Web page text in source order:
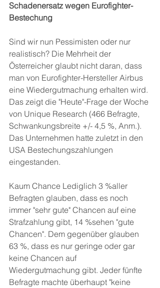
Schadenersatz wegen Eurofighter-
Bestechung
Sind wir nun Pessimisten oder nur
realistisch? Die Mehrheit der
Österreicher glaubt nicht daran, dass
man von Eurofighter-Hersteller Airbus
eine Wiedergutmachung erhalten wird.
Das zeigt die "Heute"-Frage der Woche
von Unique Research (466 Befragte,
Schwankungsbreite +/- 4,5 %, Anm.).
Das Unternehmen hatte zuletzt in den
USA Bestechungszahlungen
eingestanden.
Kaum Chance Lediglich 3 %aller
Befragten glauben, dass es noch
immer "sehr gute" Chancen auf eine
Strafzahlung gibt, 14 %sehen "gute
Chancen". Dem gegenüber glauben
63 %, dass es nur geringe oder gar
keine Chancen auf
Wiedergutmachung gibt. Jeder fünfte
Befragte machte überhaupt "keine